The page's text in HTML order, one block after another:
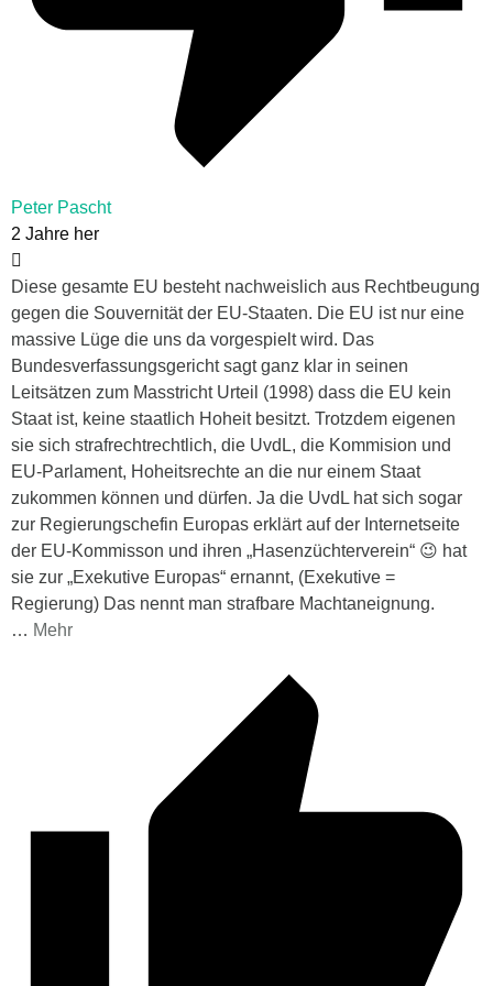
Peter Pascht
2 Jahre her
Diese gesamte EU besteht nachweislich aus Rechtbeugung
gegen die Souvernität der EU-Staaten. Die EU ist nur eine
massive Lüge die uns da vorgespielt wird. Das
Bundesverfassungsgericht sagt ganz klar in seinen
Leitsätzen zum Masstricht Urteil (1998) dass die EU kein
Staat ist, keine staatlich Hoheit besitzt. Trotzdem eigenen
sie sich strafrechtrechtlich, die UvdL, die Kommision und
EU-Parlament, Hoheitsrechte an die nur einem Staat
zukommen können und dürfen. Ja die UvdL hat sich sogar
zur Regierungschefin Europas erklärt auf der Internetseite
der EU-Kommisson und ihren „Hasenzüchterverein“ 😉 hat
sie zur „Exekutive Europas“ ernannt, (Exekutive =
Regierung) Das nennt man strafbare Machtaneignung.
… Mehr